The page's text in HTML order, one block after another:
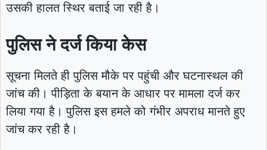
उसकी हालत स्थिर बताई जा रही है।
पुलिस ने दर्ज किया केस
सूचना मिलते ही पुलिस मौके पर पहुंची और घटनास्थल की
जांच की। पीड़िता के बयान के आधार पर मामला दर्ज कर
लिया गया है। पुलिस इस हमले को गंभीर अपराध मानते हुए
जांच कर रही है।